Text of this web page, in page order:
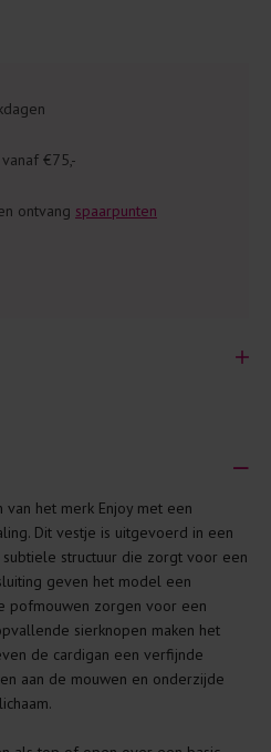
€75,-
ontvang spaarpunten
hebben van je nieuwe kleding.
algemene was-tips:
was-etiket.
Dat beschermt de
Per kledingstuk is een drupje
20 of 30 graden wassen is vaak
het merk Enjoy met een
Dit vestje is uitgevoerd in een
structuur die zorgt voor een
geven het model een
pofmouwen zorgen voor een
sierknopen maken het
de cardigan een verfijnde
aan de mouwen en onderzijde